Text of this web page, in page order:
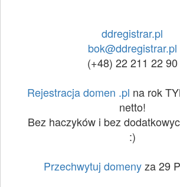
ddregistrar.pl
bok@ddregistrar.pl
(+48) 22 211 22 90
Rejestracja domen .pl na rok
netto!
Bez haczyków i bez
:)
Przechwytuj domenyza 29